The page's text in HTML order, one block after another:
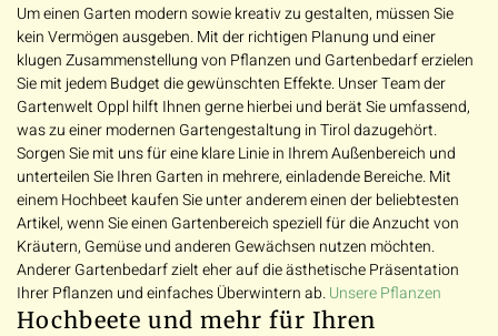
Um einen Garten modern sowie kreativ zu gestalten, müssen Sie
kein Vermögen ausgeben. Mit der richtigen Planung und einer
klugen Zusammenstellung von Pflanzen und Gartenbedarf erzielen
Sie mit jedem Budget die gewünschten Effekte. Unser Team der
Gartenwelt Oppl hilft Ihnen gerne hierbei und berät Sie umfassend,
was zu einer modernen Gartengestaltung in Tirol dazugehört.
Sorgen Sie mit uns für eine klare Linie in Ihrem Außenbereich und
unterteilen Sie Ihren Garten in mehrere, einladende Bereiche. Mit
einem Hochbeet kaufen Sie unter anderem einen der beliebtesten
Artikel, wenn Sie einen Gartenbereich speziell für die Anzucht von
Kräutern, Gemüse und anderen Gewächsen nutzen möchten.
Anderer Gartenbedarf zielt eher auf die ästhetische Präsentation
Ihrer Pflanzen und einfaches Überwintern ab.Unsere Pflanzen
Hochbeete und mehr für Ihren